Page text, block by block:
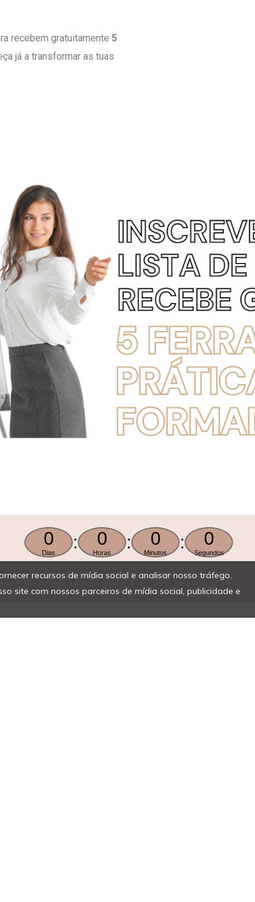
recebem gratuitamente 5
já a transformar as tuas
recursos de mídia social e analisar nosso tráfego.
site com nossos parceiros de mídia social, publicidade e